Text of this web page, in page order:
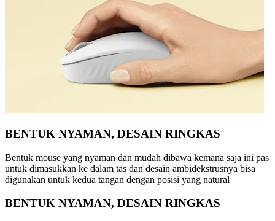
BENTUK NYAMAN, DESAIN RINGKAS
Bentuk mouse yang nyaman dan mudah dibawa kemana saja ini pas
untuk dimasukkan ke dalam tas dan desain ambidekstrusnya bisa
digunakan untuk kedua tangan dengan posisi yang natural
BENTUK NYAMAN, DESAIN RINGKAS